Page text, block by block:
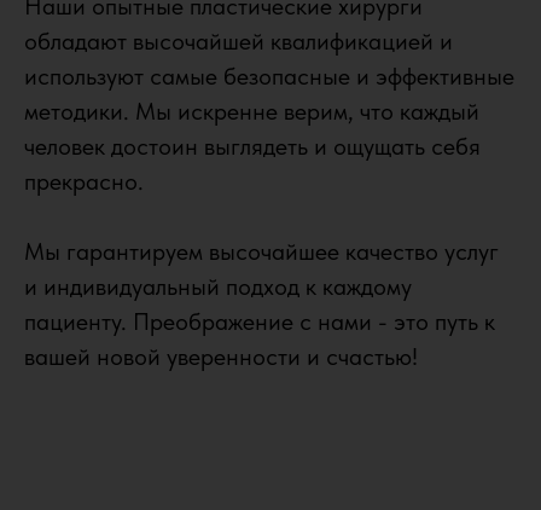
обладают высочайшей квалификацией и
используют самые безопасные и эффективные
методики. Мы искренне верим, что каждый
человек достоин выглядеть и ощущать себя
прекрасно.
Мы гарантируем высочайшее качество услуг
и индивидуальный подход к каждому
пациенту. Преображение с нами - это путь к
вашей новой уверенности и счастью!